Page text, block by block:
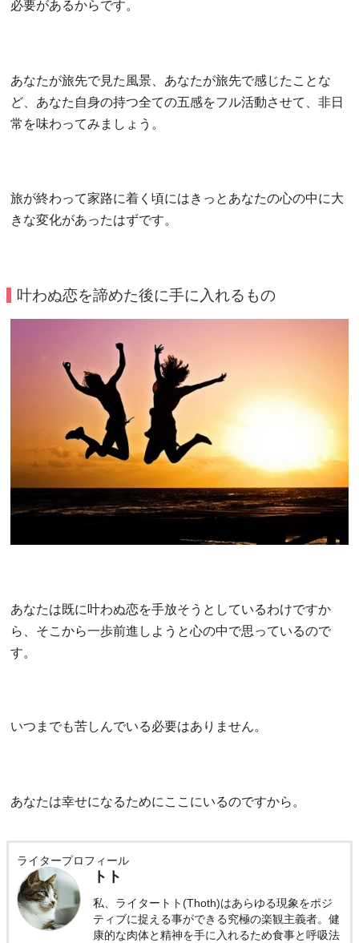
必要があるからです。
あなたが旅先で見た風景、あなたが旅先で感じたことな
ど、あなた自身の持つ全ての五感をフル活動させて、非日
常を味わってみましょう。
旅が終わって家路に着く頃にはきっとあなたの心の中に大
きな変化があったはずです。
叶わぬ恋を諦めた後に手に入れるもの
あなたは既に叶わぬ恋を手放そうとしているわけですか
ら、そこから一歩前進しようと心の中で思っているので
す。
いつまでも苦しんでいる必要はありません。
あなたは幸せになるためにここにいるのですから。
ライタープロフィール
トト
私、ライタートト(Thoth)はあらゆる現象をポジ
ティブに捉える事ができる究極の楽観主義者。健
康的な肉体と精神を手に入れるため食事と呼吸法